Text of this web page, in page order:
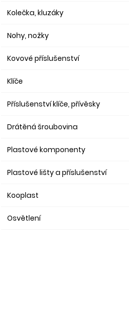
Kolečka, kluzáky
Nohy, nožky
Kovové příslušenství
Klíče
Příslušenství klíče, přívěsky
Drátěná šroubovina
Plastové komponenty
Plastové lišty a příslušenství
Kooplast
Osvětlení